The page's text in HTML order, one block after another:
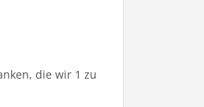
die wir 1 zu